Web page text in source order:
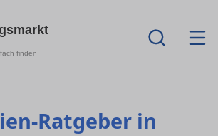
finden
Ratgeber in